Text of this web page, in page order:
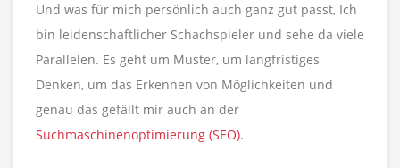
Und was für mich persönlich auch ganz gut passt, Ich
bin leidenschaftlicher Schachspieler und sehe da viele
Parallelen. Es geht um Muster, um langfristiges
Denken, um das Erkennen von Möglichkeiten und
genau das gefällt mir auch an der
Suchmaschinenoptimierung (SEO).